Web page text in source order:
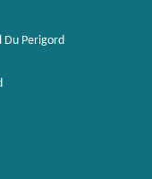
Du Perigord